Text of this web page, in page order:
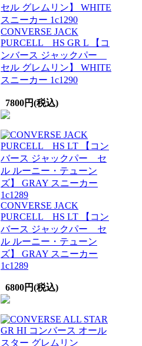
CONVERSE JACK
PURCELL HS GR L 【コ
ンバース ジャックパー
セル グレムリン】 WHITE
スニーカー 1c1290
7800円(税込)
CONVERSE JACK
PURCELL HS LT 【コン
バース ジャックパー セ
ル ルーニー・テューン
ズ】 GRAY スニーカー
1c1289
6800円(税込)